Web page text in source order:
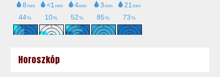
Horoszkóp